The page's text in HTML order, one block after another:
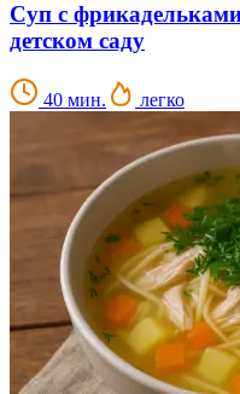
Суп с
детском саду
40 мин. легко